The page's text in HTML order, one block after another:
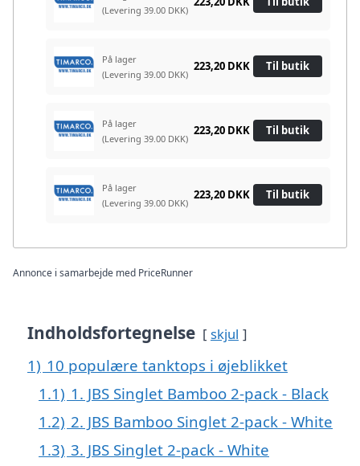
(Levering 39.00 DKK)
På lager
(Levering 39.00 DKK)
223,20 DKK Til butik
På lager
(Levering 39.00 DKK)
223,20 DKK Til butik
På lager
(Levering 39.00 DKK)
223,20 DKK Til butik
Annonce i samarbejde med PriceRunner
Indholdsfortegnelse skjul
1) 10 populære tanktops i øjeblikket
1.1) 1. JBS Singlet Bamboo 2-pack - Black
1.2) 2. JBS Bamboo Singlet 2-pack - White
1.3) 3. JBS Singlet 2-pack - White